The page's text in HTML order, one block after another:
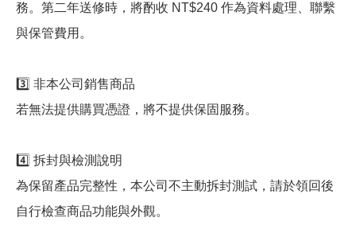
務。第二年送修時，將酌收 NT$240 作為資料處理、聯繫
與保管費用。
3️⃣ 非本公司銷售商品
若無法提供購買憑證，將不提供保固服務。
4️⃣ 拆封與檢測說明
為保留產品完整性，本公司不主動拆封測試，請於領回後
自行檢查商品功能與外觀。